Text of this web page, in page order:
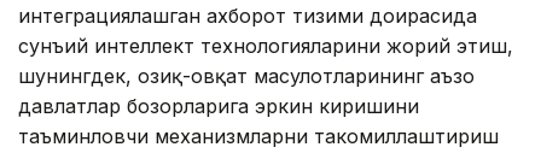
интеграциялашган ахборот тизими доирасида
сунъий интеллект технологияларини жорий этиш,
шунингдек, озиқ-овқат маҳсулотларининг аъзо
давлатлар бозорларига эркин киришини
таъминловчи механизмларни такомиллаштириш